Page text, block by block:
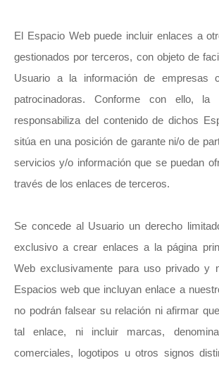
El Espacio Web puede incluir enlaces a
gestionados por terceros, con objeto de
Usuario a la información de empresas
patrocinadoras. Conforme con ello,
responsabiliza del contenido de dichos
sitúa en una posición de garante ni/o de
servicios y/o información que se puedan
través de los enlaces de terceros.
Se concede al Usuario un derecho
exclusivo a crear enlaces a la página
Web exclusivamente para uso privado y
Espacios web que incluyan enlace a
no podrán falsear su relación ni afirmar
tal enlace, ni incluir marcas,
comerciales, logotipos u otros signos